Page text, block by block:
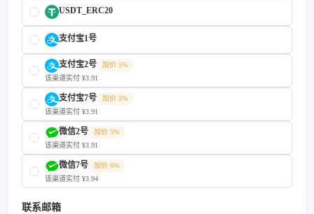
USDT_ERC20
支付宝1号
支付宝2号
加价 5%
该渠道实付 ¥3.91
支付宝7号
加价 5%
该渠道实付 ¥3.91
微信2号
加价 5%
该渠道实付 ¥3.91
微信7号
加价 6%
该渠道实付 ¥3.94
联系邮箱